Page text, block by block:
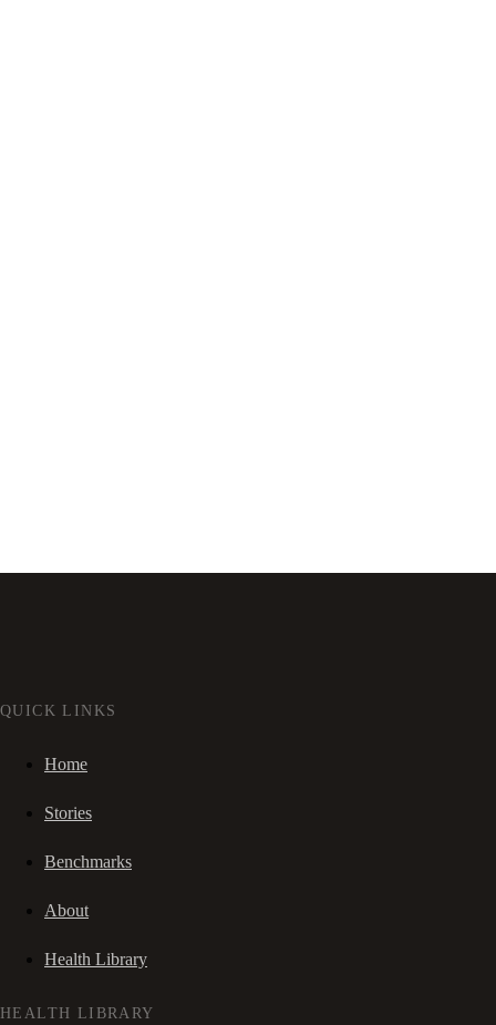
QUICK LINKS
Home
Stories
Benchmarks
About
Health Library
HEALTH LIBRARY